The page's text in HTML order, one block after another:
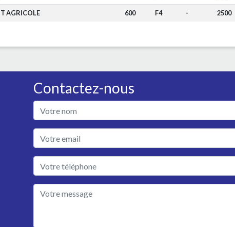
AGRICOLE 600 F4 - 2500
Contactez-nous